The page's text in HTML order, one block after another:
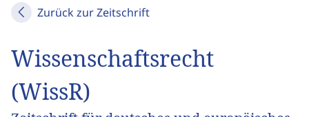
Zurück zur Zeitschrift
Wissenschaftsrecht
(WissR)